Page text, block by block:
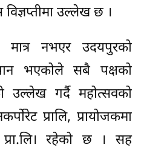
विज्ञप्तीमा उल्लेख छ ।
मात्र नभएर उदयपुरको
भएकोले सबै पक्षको
गर्दै महोत्सवको
प्रालि, प्रायोजकमा
प्रा.लि। रहेको छ । सह